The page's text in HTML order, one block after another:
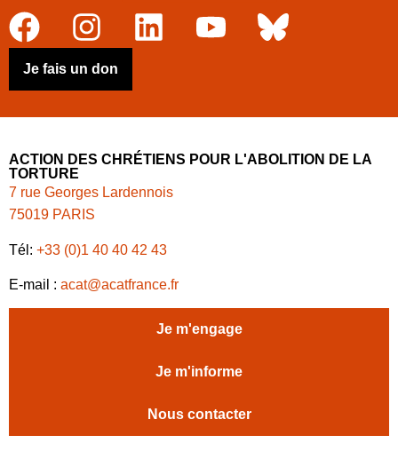
Je fais un don
ACTION DES CHRÉTIENS POUR L'ABOLITION DE LA
TORTURE
7 rue Georges Lardennois
75019 PARIS
Tél: +33 (0)1 40 40 42 43
E-mail : acat@acatfrance.fr
Je m'engage
Je m'informe
Nous contacter